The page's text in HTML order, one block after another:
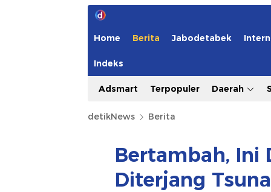
Home Berita Jabodetabek
Indeks
Adsmart Terpopuler Daerah
detikNews Berita
Bertambah, Ini
Diterjang